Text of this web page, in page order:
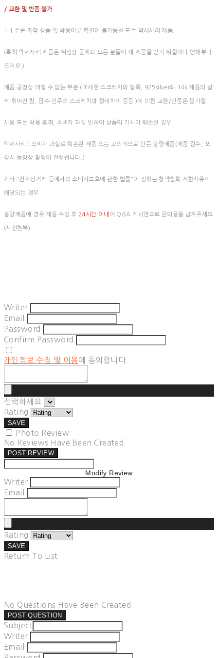
/ 교환 및 반품 불가
1:1 주문 제작 상품 및 착용여부 확인이 불가능한 모든 악세사리 제품.
(특히 악세사리 제품은 위생상 문제와 모든 분들이 새 제품을 받기 위함이니 양해부탁
드려요.)
제품 공정상 어쩔 수 없는 부분 (미세한 스크레치와 얼룩, 925silver와 14k 제품의 살
짝 휘어진 침, 담수 진주의 스크레치와 형태차이 등등 )에 의한 교환/반품은 불가함.
사용 또는 착용 흔적, 소비자 과실 인하여 상품의 가치가 훼손된 경우
악세사리 : 소비자 과실로 훼손된 제품 또는 고의적으로 만든 불량제품(제품 검수, 포
장시 동영상 촬영이 진행됩니다.)
기타 "전자상거래 등에서의 소비자보호에 관한 법률"이 정하는 청약철회 제한사유에
해당되는 경우
불량제품에 경우 제품 수령 후 24시간 이내 에 Q&A 게시판으로 문의글을 남겨주세요
(사진첨부)
Writer
Email
Password
Confirm Password
개인정보 수집 및 이용에 동의합니다.
선택하세요
Rating
SAVE
Photo Review
No Reviews Have Been Created.
POST REVIEW
Modify Review
Writer
Email
Rating
SAVE
Return To List
No Questions Have Been Created.
POST QUESTION
Subject
Writer
Email